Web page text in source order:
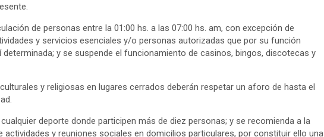
de personas entre la 01:00 hs. a las 07:00 hs. am, con excepción de
y servicios esenciales y/o personas autorizadas que por su función
y se suspende el funcionamiento de casinos, bingos, discotecas y
y religiosas en lugares cerrados deberán respetar un aforo de hasta el
deporte donde participen más de diez personas; y se recomienda a la
actividades y reuniones sociales en domicilios particulares, por constituir ello una